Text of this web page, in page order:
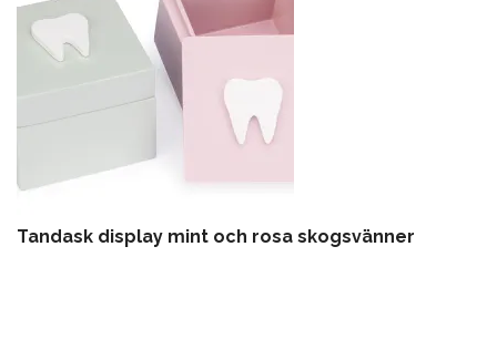
Tandask display mint och rosa skogsvänner